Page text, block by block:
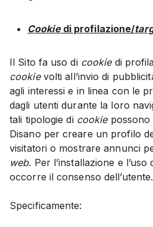
Cookiedi profilazione/
Il Sito fa uso di cookiedi
cookievolti all’invio di
agli interessi e in linea con le
dagli utenti durante la loro
tali tipologie di cookiepossono
Disano per creare un profilo
visitatori o mostrare annunci
web. Per l’installazione e l’uso
occorre il consenso dell’utente.
Specificamente: